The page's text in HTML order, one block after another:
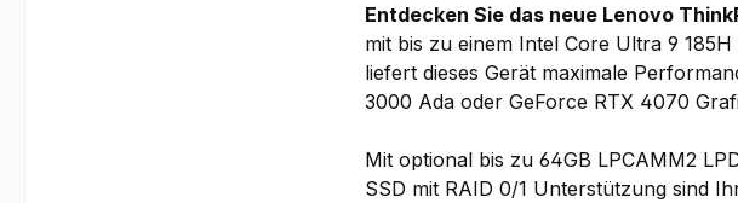
Entdecken Sie das neue Lenovo
mit bis zu einem Intel Core Ultra 9
liefert dieses Gerät maximale
3000 Ada oder GeForce RTX 4070
Mit optional bis zu 64GB LPCAMM2
SSD mit RAID 0/1 Unterstützung sind